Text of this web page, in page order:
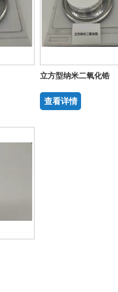
立方型纳米二氧化锆
查看详情